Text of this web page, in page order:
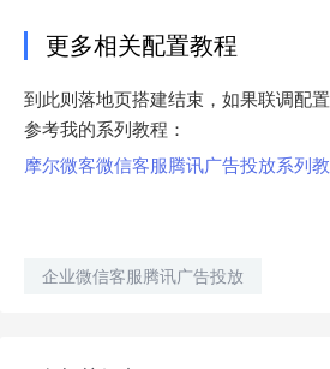
更多相关配置教程
到此则落地页搭建结束，如果联调配
参考我的系列教程：
摩尔微客微信客服腾讯广告投放系列
企业微信客服腾讯广告投放